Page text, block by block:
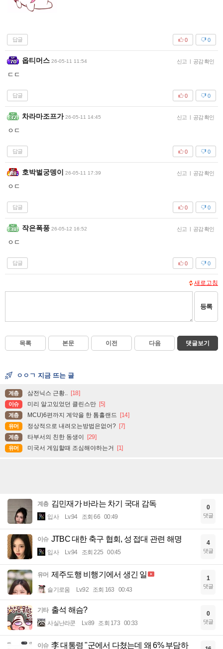
답글 0
0
옵티머스 26-05-11 11:54 신고 공감 확인
ㄷㄷ
답글 0
0
차라마조프가 26-05-11 14:45 신고 공감 확인
ㅇㄷ
답글 0
0
호박벌궁뎅이 26-05-11 17:39 신고 공감 확인
ㅇㄷ
답글 0
0
작은폭풍 26-05-12 16:52 신고 공감 확인
ㅇㄷ
답글 0
0
새로고침
등록
목록 본문 이전 다음 댓글보기
ㅇㅇㄱ 지금 뜨는 글
계층 삼전닉스 근황.. [18]
이슈 미리 알고있었던 클린스만 [5]
계층 MCU)6편까지 계약을 한 톰홀랜드 [14]
유머 정상적으로 내려오는방법은없어? [7]
계층 타부서의 친한 동생이 [29]
유머 미국서 게임할때 조심해야하는거 [1]
계층 김민재가 바라는 차기 국대 감독
입사 Lv.94 조회 66 00:49
0
댓글
이슈 JTBC 대한 축구 협회, 성 접대 관련 해명
입사 Lv.94 조회 225 00:45
4
댓글
유머 제주도행 비행기에서 생긴 일
슬기로움 Lv.92 조회 163 00:43
1
댓글
기타 출석 해슴?
사실난라쿤 Lv.89 조회 173 00:33
0
댓글
이슈 李 대통령 "군에서 다쳤는데 왜 6% 부담하